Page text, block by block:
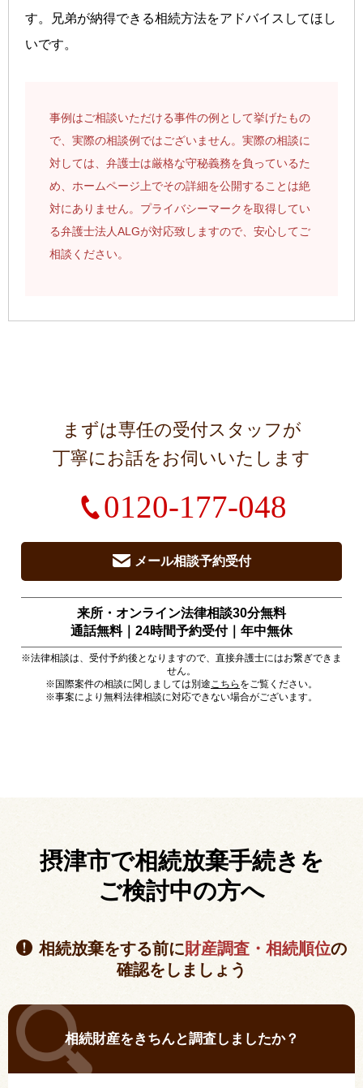
す。兄弟が納得できる相続方法をアドバイスしてほし
いです。
事例はご相談いただける事件の例として挙げたもの
で、実際の相談例ではございません。実際の相談に
対しては、弁護士は厳格な守秘義務を負っているた
め、ホームページ上でその詳細を公開することは絶
対にありません。プライバシーマークを取得してい
る弁護士法人ALGが対応致しますので、安心してご
相談ください。
まずは専任の受付スタッフが
丁寧にお話をお伺いいたします
0120-177-048
メール相談予約受付
来所・オンライン法律相談30分無料
通話無料｜24時間予約受付｜ 年中無休
※法律相談は、受付予約後となりますので、直接弁護士にはお繋ぎできま
せん。
※国際案件の相談に関しましては別途こちら をご覧ください。
※事案により無料法律相談に対応できない場合がございます。
摂津市で相続放棄手続きを
ご検討中の方へ
相続放棄をする前に財産調査・相続順位の
確認をしましょう
相続財産をきちんと調査しましたか？